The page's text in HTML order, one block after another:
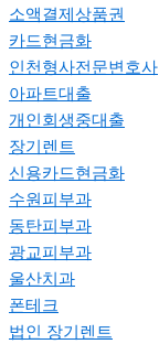
소액결제상품권
카드현금화
인천형사전문변호사
아파트대출
개인회생중대출
장기렌트
신용카드현금화
수원피부과
동탄피부과
광교피부과
울산치과
폰테크
법인 장기렌트